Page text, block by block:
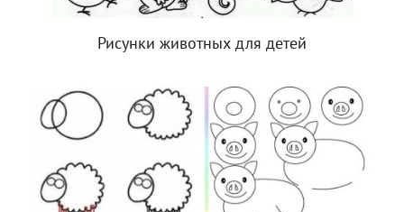
Рисунки животных для детей